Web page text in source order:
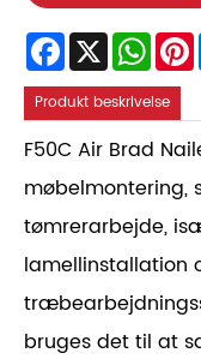
Facebook
X
Produkt beskrivelse
F50C Air Brad
tømrerarbejde,
lamellinstallation
bruges det til at